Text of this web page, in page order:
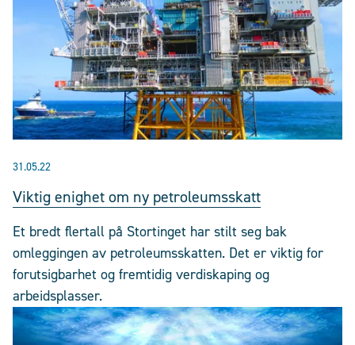
31.05.22
Viktig enighet om ny petroleumsskatt
Et bredt flertall på Stortinget har stilt seg bak
omleggingen av petroleumsskatten. Det er viktig for
forutsigbarhet og fremtidig verdiskaping og
arbeidsplasser.